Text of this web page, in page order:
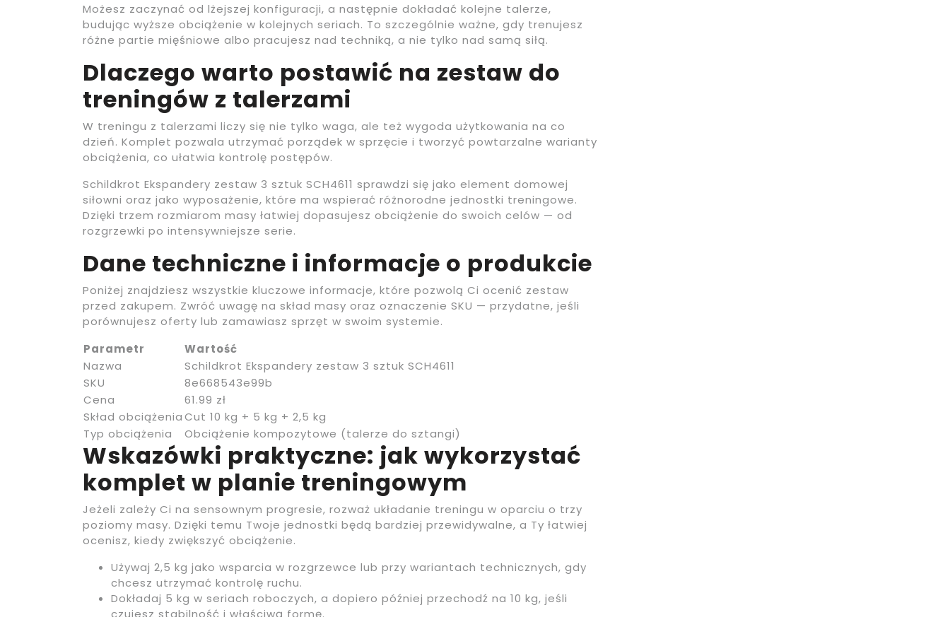
Możesz zaczynać od lżejszej konfiguracji, a następnie dokładać kolejne talerze,
budując wyższe obciążenie w kolejnych seriach. To szczególnie ważne, gdy trenujesz
różne partie mięśniowe albo pracujesz nad techniką, a nie tylko nad samą siłą.
Dlaczego warto postawić na zestaw do
treningów z talerzami
W treningu z talerzami liczy się nie tylko waga, ale też wygoda użytkowania na co
dzień. Komplet pozwala utrzymać porządek w sprzęcie i tworzyć powtarzalne warianty
obciążenia, co ułatwia kontrolę postępów.
Schildkrot Ekspandery zestaw 3 sztuk SCH4611 sprawdzi się jako element domowej
siłowni oraz jako wyposażenie, które ma wspierać różnorodne jednostki treningowe.
Dzięki trzem rozmiarom masy łatwiej dopasujesz obciążenie do swoich celów — od
rozgrzewki po intensywniejsze serie.
Dane techniczne i informacje o produkcie
Poniżej znajdziesz wszystkie kluczowe informacje, które pozwolą Ci ocenić zestaw
przed zakupem. Zwróć uwagę na skład masy oraz oznaczenie SKU — przydatne, jeśli
porównujesz oferty lub zamawiasz sprzęt w swoim systemie.
Parametr
Wartość
Nazwa
Schildkrot Ekspandery zestaw 3 sztuk SCH4611
SKU
8e668543e99b
Cena
61.99 zł
Skład obciążeniaCut 10 kg + 5 kg + 2,5 kg
Typ obciążenia
Obciążenie kompozytowe (talerze do sztangi)
Wskazówki praktyczne: jak wykorzystać
komplet w planie treningowym
Jeżeli zależy Ci na sensownym progresie, rozważ układanie treningu w oparciu o trzy
poziomy masy. Dzięki temu Twoje jednostki będą bardziej przewidywalne, a Ty łatwiej
ocenisz, kiedy zwiększyć obciążenie.
Używaj 2,5 kg jako wsparcia w rozgrzewce lub przy wariantach technicznych, gdy
chcesz utrzymać kontrolę ruchu.
Dokładaj 5 kg w seriach roboczych, a dopiero później przechodź na 10 kg, jeśli
czujesz stabilność i właściwą formę.